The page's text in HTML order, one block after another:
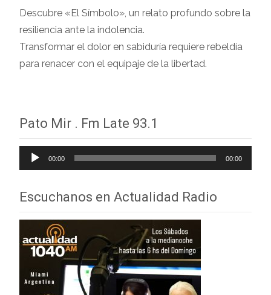
Descubre «El Símbolo», un relato profundo sobre la
resiliencia ante la indolencia.
Transformar el dolor en sabiduría requiere rebeldía
para renacer con el equipaje de la libertad.
Pato Mir . Fm Late 93.1
Reproductor
de
00:00 00:00
Escuchanos en Actualidad Radio